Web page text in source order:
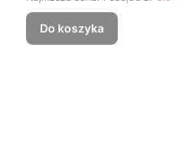
Do koszyka